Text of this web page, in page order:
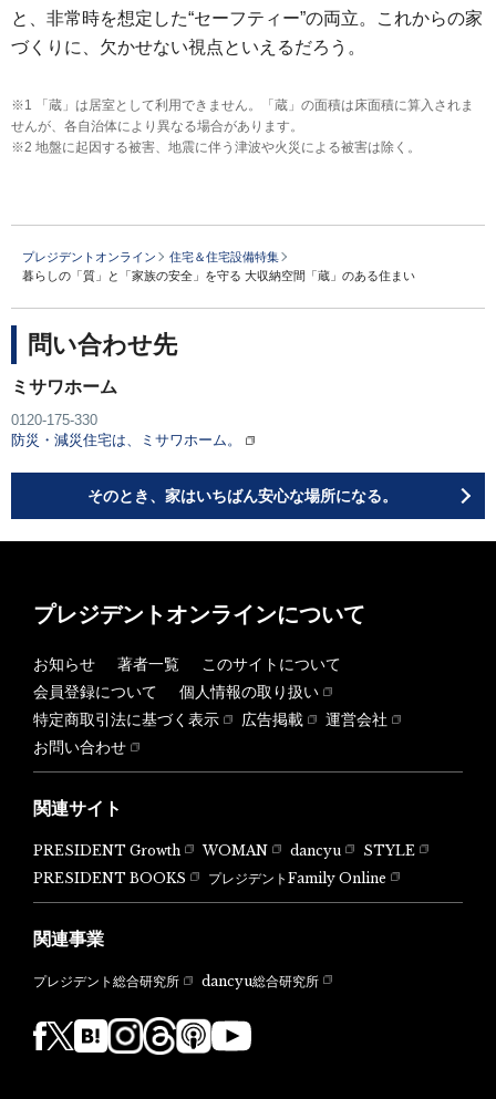
と、非常時を想定した“セーフティー”の両立。これからの家
づくりに、欠かせない視点といえるだろう。
※1 「蔵」は居室として利用できません。「蔵」の面積は床面積に算入されま
せんが、各自治体により異なる場合があります。
※2 地盤に起因する被害、地震に伴う津波や火災による被害は除く。
プレジデントオンライン
住宅＆住宅設備特集
暮らしの「質」と「家族の安全」を守る 大収納空間「蔵」のある住まい
問い合わせ先
ミサワホーム
0120-175-330
防災・減災住宅は、ミサワホーム。
そのとき、家はいちばん安心な場所になる。
プレジデントオンラインについて
お知らせ 著者一覧
このサイトについて
会員登録について
個人情報の取り扱い
特定商取引法に基づく表示
広告掲載
運営会社
お問い合わせ
関連サイト
PRESIDENT Growth WOMAN dancyu
STYLE
PRESIDENT BOOKS
プレジデントFamily Online
関連事業
プレジデント総合研究所 dancyu総合研究所